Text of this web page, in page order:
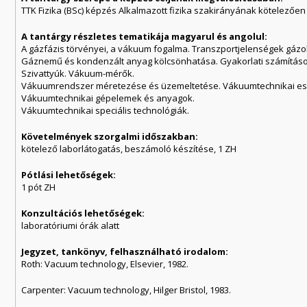
TTK Fizika (BSc) képzés Alkalmazott fizika szakirányának
A tantárgy részletes tematikája magyarul és angolul:
A gázfázis törvényei, a vákuum fogalma. Transzportjelenségek
Gáznemű és kondenzált anyag kölcsönhatása. Gyakorlati
Szivattyúk. Vákuum-mérők.
Vákuumrendszer méretezése és üzemeltetése. Vákuumtechnikai
Vákuumtechnikai gépelemek és anyagok.
Vákuumtechnikai speciális technológiák.
Követelmények szorgalmi időszakban:
kötelező laborlátogatás, beszámoló készítése, 1 ZH
Pótlási lehetőségek:
1 pót ZH
Konzultációs lehetőségek:
laboratóriumi órák alatt
Jegyzet, tankönyv, felhasználható irodalom:
Roth: Vacuum technology, Elsevier, 1982.
Carpenter: Vacuum technology, Hilger Bristol, 1983.